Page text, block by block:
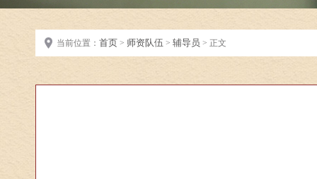
当前位置： 首页 > 师资队伍 > 辅导员 > 正文